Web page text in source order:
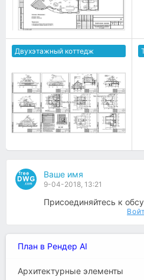
Двухэтажный коттедж
Ваше имя
9-04-2018, 13:21
Присоединяйтесь к
План в Рендер AI
Архитектурные элементы